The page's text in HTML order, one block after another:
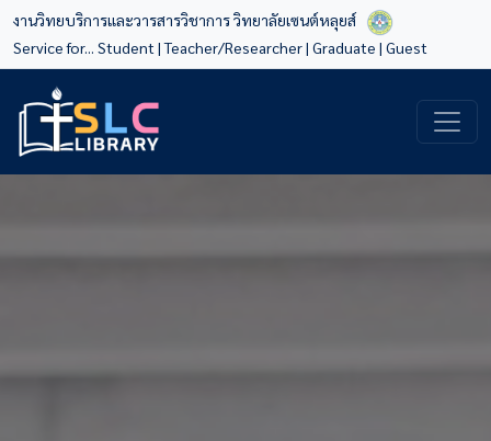
งานวิทยบริการและวารสารวิชาการ วิทยาลัยเซนต์หลุยส์
Service for... Student |Teacher/Researcher| Graduate | Guest